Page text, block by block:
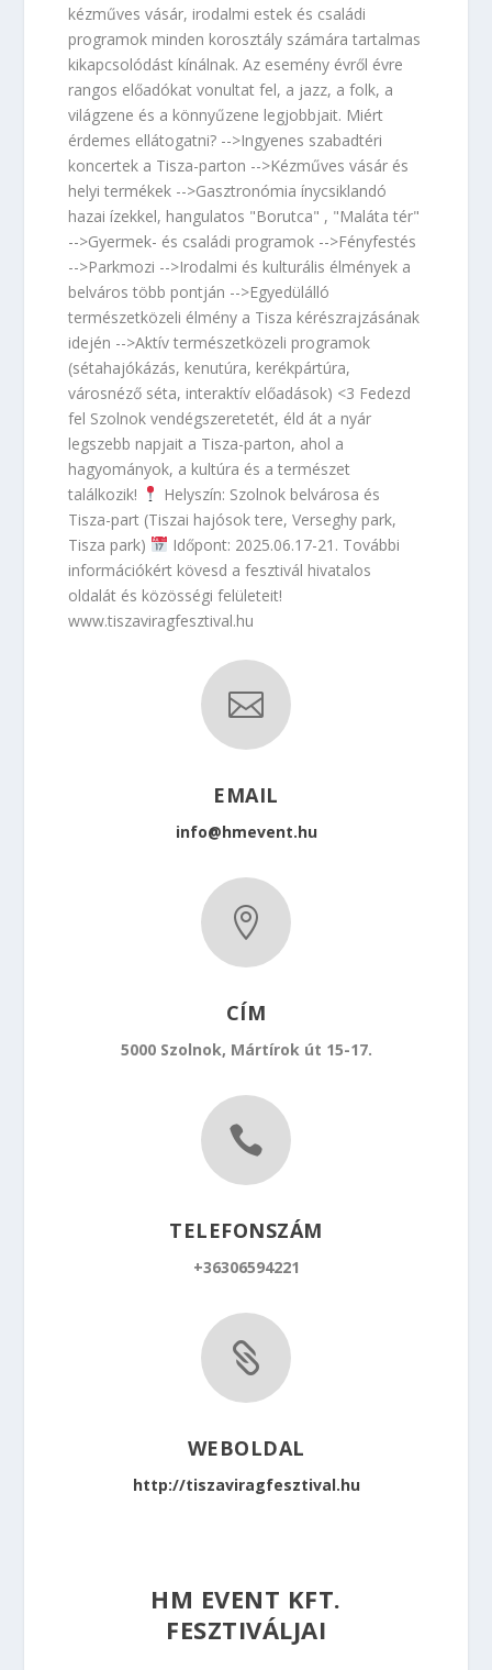
kézműves vásár, irodalmi estek és családi
programok minden korosztály számára tartalmas
kikapcsolódást kínálnak. Az esemény évről évre
rangos előadókat vonultat fel, a jazz, a folk, a
világzene és a könnyűzene legjobbjait. Miért
érdemes ellátogatni? -->Ingyenes szabadtéri
koncertek a Tisza-parton -->Kézműves vásár és
helyi termékek -->Gasztronómia ínycsiklandó
hazai ízekkel, hangulatos "Borutca" , "Maláta tér"
-->Gyermek- és családi programok -->Fényfestés
-->Parkmozi -->Irodalmi és kulturális élmények a
belváros több pontján -->Egyedülálló
természetközeli élmény a Tisza kérészrajzásának
idején -->Aktív természetközeli programok
(sétahajókázás, kenutúra, kerékpártúra,
városnéző séta, interaktív előadások) <3 Fedezd
fel Szolnok vendégszeretetét, éld át a nyár
legszebb napjait a Tisza-parton, ahol a
hagyományok, a kultúra és a természet
találkozik!
Helyszín: Szolnok belvárosa és
Tisza-part (Tiszai hajósok tere, Verseghy park,
Tisza park)
Időpont: 2025.06.17-21. További
információkért kövesd a fesztivál hivatalos
oldalát és közösségi felületeit!
www.tiszaviragfesztival.hu

EMAIL
info@hmevent.hu

CÍM
5000 Szolnok, Mártírok út 15-17.

TELEFONSZÁM
+36306594221

WEBOLDAL
http://tiszaviragfesztival.hu
HM EVENT KFT.
FESZTIVÁLJAI